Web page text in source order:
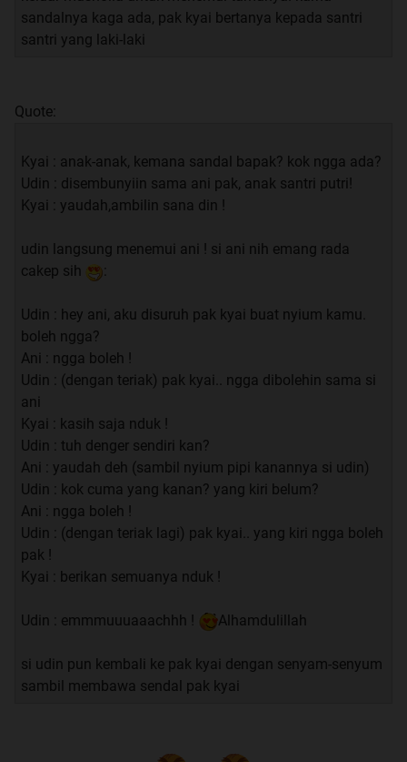
sandalnya kaga ada, pak kyai bertanya kepada santri
santri yang laki-laki
Quote:
Kyai : anak-anak, kemana sandal bapak? kok ngga ada?
Udin : disembunyiin sama ani pak, anak santri putri!
Kyai : yaudah,ambilin sana din !
udin langsung menemui ani ! si ani nih emang rada
cakep sih
Udin : hey ani, aku disuruh pak kyai buat nyium kamu.
boleh ngga?
Ani : ngga boleh !
Udin : (dengan teriak) pak kyai.. ngga dibolehin sama si
ani
Kyai : kasih saja nduk !
Udin : tuh denger sendiri kan?
Ani : yaudah deh (sambil nyium pipi kanannya si udin)
Udin : kok cuma yang kanan? yang kiri belum?
Ani : ngga boleh !
Udin : (dengan teriak lagi) pak kyai.. yang kiri ngga boleh
pak !
Kyai : berikan semuanya nduk !
Udin : emmmuuuaaachhh ! Alhamdulillah
si udin pun kembali ke pak kyai dengan senyam-senyum
sambil membawa sendal pak kyai